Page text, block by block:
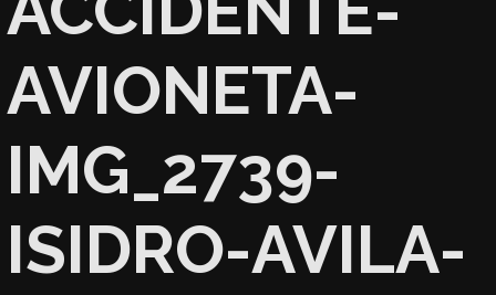
AVIONETA-
IMG_2739-
ISIDRO-AVILA-